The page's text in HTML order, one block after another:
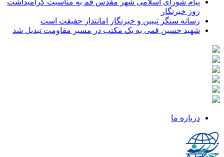
پیام شورای اسلامی شهر مقدس قم به مناسبت گرامیداشت
روز خبرنگار
رسانه سنگر تبیین و خبرنگار امانتدار حقیقت است
شهید حسین قمی به یک مکتب در مسیر مقاومت تبدیل شد
درباره ما